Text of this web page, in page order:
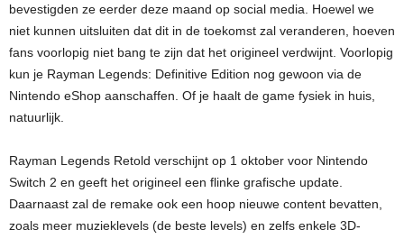
bevestigden ze eerder deze maand op social media. Hoewel we
niet kunnen uitsluiten dat dit in de toekomst zal veranderen, hoeven
fans voorlopig niet bang te zijn dat het origineel verdwijnt. Voorlopig
kun je Rayman Legends: Definitive Edition nog gewoon via de
Nintendo eShop aanschaffen. Of je haalt de game fysiek in huis,
natuurlijk.
Rayman Legends Retold verschijnt op 1 oktober voor Nintendo
Switch 2 en geeft het origineel een flinke grafische update.
Daarnaast zal de remake ook een hoop nieuwe content bevatten,
zoals meer muzieklevels (de beste levels) en zelfs enkele 3D-